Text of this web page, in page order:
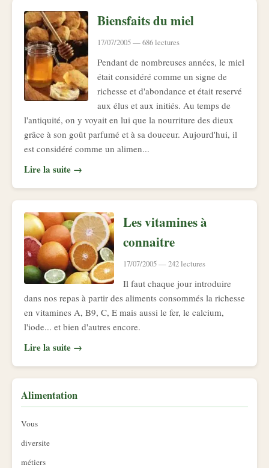
Biensfaits du miel
17/07/2005 — 686 lectures
Pendant de nombreuses années, le miel
était considéré comme un signe de
richesse et d'abondance et était reservé
aux élus et aux initiés. Au temps de
l'antiquité, on y voyait en lui que la nourriture des dieux
grâce à son goût parfumé et à sa douceur. Aujourd'hui, il
est considéré comme un alimen...
Lire la suite →
Les vitamines à
connaitre
17/07/2005 — 242 lectures
Il faut chaque jour introduire
dans nos repas à partir des aliments consommés la richesse
en vitamines A, B9, C, E mais aussi le fer, le calcium,
l'iode... et bien d'autres encore.
Lire la suite →
Alimentation
Vous
diversite
métiers